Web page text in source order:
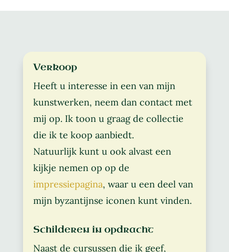
Verkoop
Heeft u interesse in een van mijn
kunstwerken, neem dan contact met
mij op. Ik toon u graag de collectie
die ik te koop aanbiedt.
Natuurlijk kunt u ook alvast een
kijkje nemen op op de
impressiepagina, waar u een deel van
mijn byzantijnse iconen kunt vinden.
Schilderen in opdracht
Naast de cursussen die ik geef,